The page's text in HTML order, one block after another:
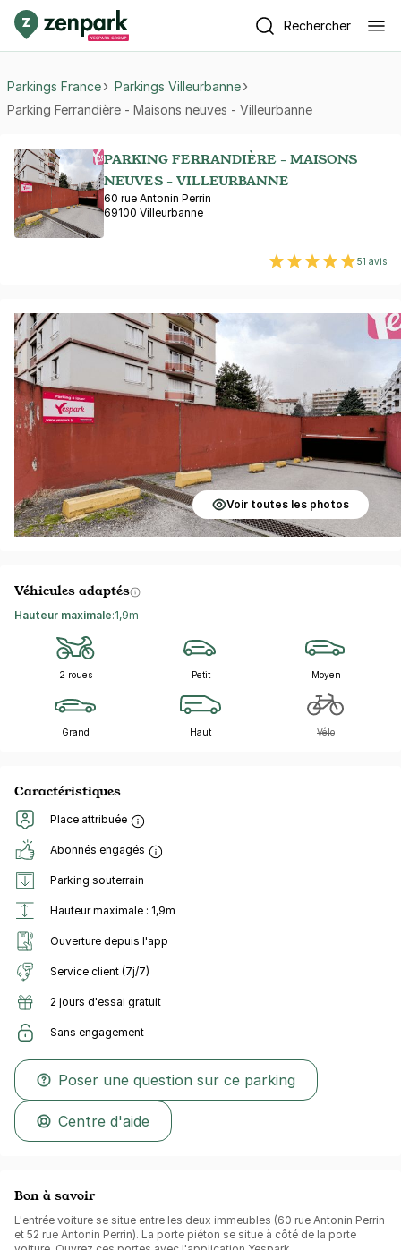
Rechercher
Parkings France
Parkings Villeurbanne
Parking Ferrandière - Maisons neuves - Villeurbanne
PARKING FERRANDIÈRE - MAISONS
NEUVES - VILLEURBANNE
60 rue Antonin Perrin
69100 Villeurbanne
51 avis
Voir toutes les photos
Véhicules adaptés
Hauteur maximale:1,9m
2 roues Petit Moyen
Grand Haut Vélo
Caractéristiques
Place attribuée
Abonnés engagés
Parking souterrain
Hauteur maximale : 1,9m
Ouverture depuis l'app
Service client (7j/7)
2 jours d'essai gratuit
Sans engagement
Poser une question sur ce parking
Centre d'aide
Bon à savoir
L'entrée voiture se situe entre les deux immeubles (60 rue Antonin Perrin
et 52 rue Antonin Perrin). La porte piéton se situe à côté de la porte